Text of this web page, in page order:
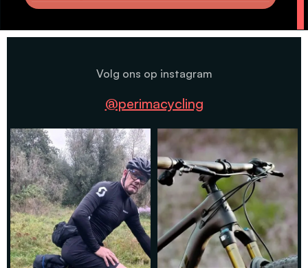
Volg ons op instagram
@perimacycling